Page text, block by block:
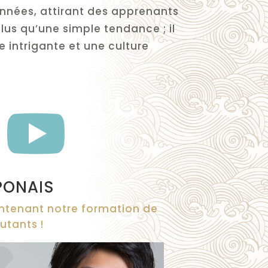
attirant des apprenants
qu’une simple tendance ; il
intrigante et une culture

notre formation de
!